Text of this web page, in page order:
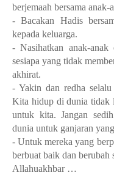
berjemaah bersama anak-
- Bacakan Hadis
kepada keluarga.
- Nasihatkan anak-
sesiapa yang tidak
akhirat.
- Yakin dan redha
Kita hidup di dunia tidak
untuk kita. Jangan
dunia untuk ganjaran
- Untuk mereka yang
berbuat baik dan
Allahuakhbar …